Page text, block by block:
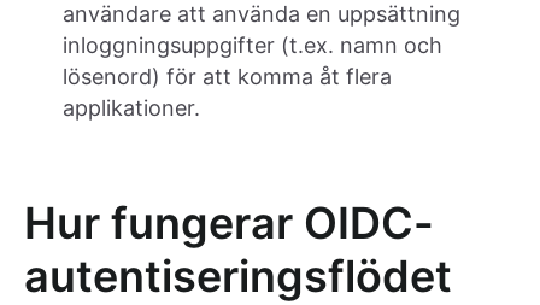
användare att använda en uppsättning
inloggningsuppgifter (t.ex. namn och
lösenord) för att komma åt flera
applikationer.
Hur fungerar OIDC-
autentiseringsflödet